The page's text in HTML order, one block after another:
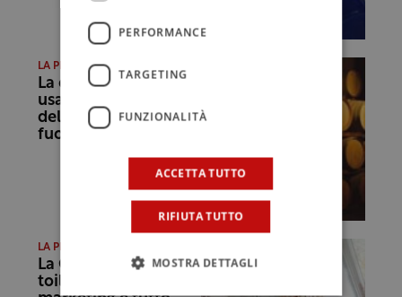
LA PROVOCAZIONE
La cravatta non si
usa più. E nel mondo
del vino cosa sarà
fuori moda?
LA PROVOCAZIONE
La Champagne nella
toilette: quando il
PERFORMANCE
TARGETING
FUNZIONALITÀ
ACCETTA TUTTO
RIFIUTA TUTTO
MOSTRA DETTAGLI